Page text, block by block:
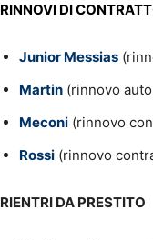
RINNOVI DI
Junior Messias
Martin (rinnovo
Meconi (rinnovo
Rossi (rinnovo
RIENTRI DA PRESTITO